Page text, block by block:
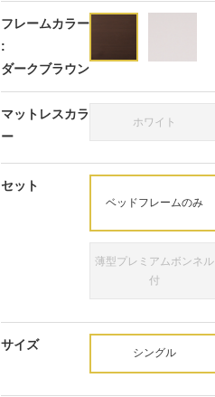
フレームカラー
:
ダークブラウン
マットレスカラ
ー
ホワイト
セット
ベッドフレームのみ
薄型プレミアムボンネル
付
サイズ
シングル